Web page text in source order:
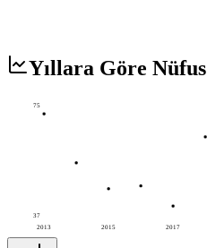
Yıllara Göre Nüfus
2013 2015 2017
75
37